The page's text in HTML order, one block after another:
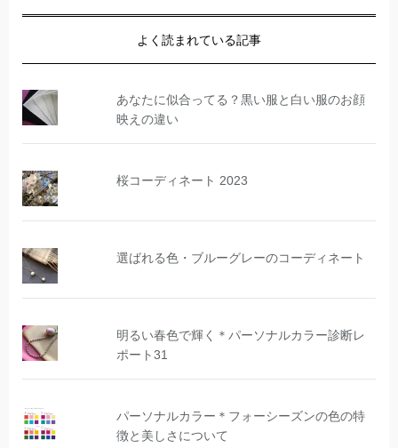
よく読まれている記事
あなたに似合ってる？黒い服と白い服のお顔
映えの違い
桜コーディネート 2023
選ばれる色・ブルーグレーのコーディネート
明るい春色で輝く＊パーソナルカラー診断レ
ポート31
パーソナルカラー＊フォーシーズンの色の特
徴と美しさについて